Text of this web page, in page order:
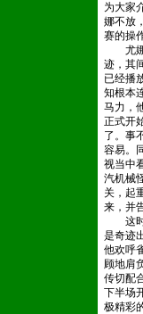
为大家
娜不放
赛的操
尤娜
迹，其
已经播
知根本
马力，
正式开
了。事
容易。
视当中
汽机械
关，起
来，并
这时
是奇迹
他欢呼
顾地肩
传切配
下半场
极精彩